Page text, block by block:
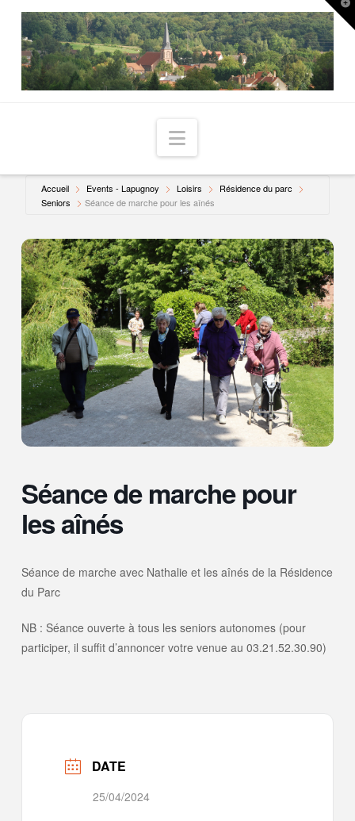
Navigation
Accueil Events - Lapugnoy Loisirs
Résidence du parc
Seniors
Séance de marche pour les aînés
Séance de marche pour
les aînés
Séance de marche avec Nathalie et les aînés de la Résidence
du Parc
NB : Séance ouverte à tous les seniors autonomes (pour
participer, il suffit d’annoncer votre venue au 03.21.52.30.90)
DATE
25/04/2024